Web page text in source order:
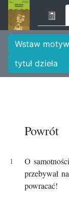
📓
Wstaw motyw
tytuł dzieła
Powrót
O
przebywał
powracać!